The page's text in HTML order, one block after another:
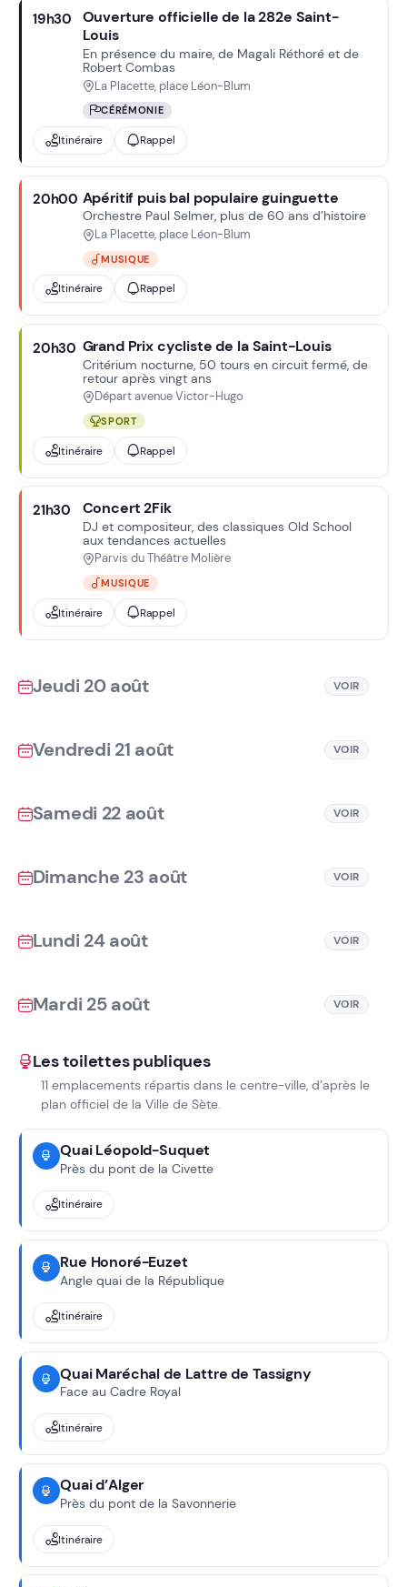
19h30
Ouverture officielle de la 282e Saint-
Louis
En présence du maire, de Magali Réthoré et de
Robert Combas
La Placette, place Léon-Blum
CÉRÉMONIE
Itinéraire Rappel
20h00 Apéritif puis bal populaire guinguette
Orchestre Paul Selmer, plus de 60 ans d’histoire
La Placette, place Léon-Blum
MUSIQUE
Itinéraire Rappel
20h30 Grand Prix cycliste de la Saint-Louis
Critérium nocturne, 50 tours en circuit fermé, de
retour après vingt ans
Départ avenue Victor-Hugo
SPORT
Itinéraire Rappel
21h30 Concert 2Fik
DJ et compositeur, des classiques Old School
aux tendances actuelles
Parvis du Théâtre Molière
MUSIQUE
Itinéraire Rappel
Jeudi 20 août VOIR
Vendredi 21 août VOIR
Samedi 22 août VOIR
Dimanche 23 août VOIR
Lundi 24 août VOIR
Mardi 25 août VOIR
Les toilettes publiques
11 emplacements répartis dans le centre-ville, d’après le
plan officiel de la Ville de Sète.
Quai Léopold-Suquet
Près du pont de la Civette
Itinéraire
Rue Honoré-Euzet
Angle quai de la République
Itinéraire
Quai Maréchal de Lattre de Tassigny
Face au Cadre Royal
Itinéraire
Quai d’Alger
Près du pont de la Savonnerie
Itinéraire